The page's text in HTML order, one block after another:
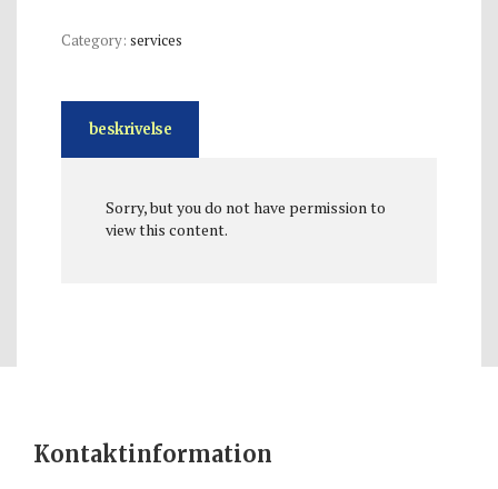
Category: services
beskrivelse
Sorry, but you do not have permission to
view this content.
Kontaktinformation